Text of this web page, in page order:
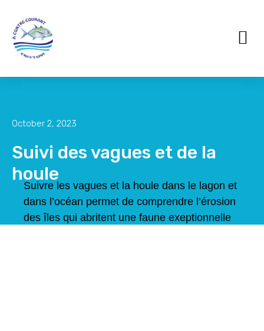
October 2, 2023
Suivi des vagues et de la
houle
Suivre les vagues et la houle dans le lagon et
dans l’océan permet de comprendre l’érosion
des îles qui abritent une faune exeptionnelle